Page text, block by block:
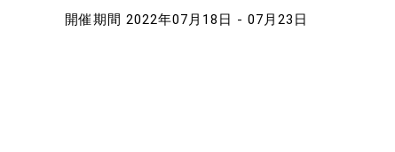
開催期間 2022年07月18日 - 07月23日